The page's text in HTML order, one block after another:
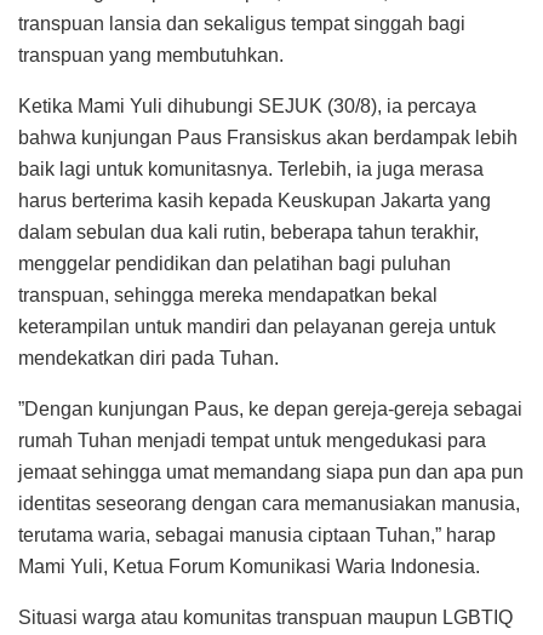
transpuan lansia dan sekaligus tempat singgah bagi
transpuan yang membutuhkan.
Ketika Mami Yuli dihubungi SEJUK (30/8), ia percaya
bahwa kunjungan Paus Fransiskus akan berdampak lebih
baik lagi untuk komunitasnya. Terlebih, ia juga merasa
harus berterima kasih kepada Keuskupan Jakarta yang
dalam sebulan dua kali rutin, beberapa tahun terakhir,
menggelar pendidikan dan pelatihan bagi puluhan
transpuan, sehingga mereka mendapatkan bekal
keterampilan untuk mandiri dan pelayanan gereja untuk
mendekatkan diri pada Tuhan.
”Dengan kunjungan Paus, ke depan gereja-gereja sebagai
rumah Tuhan menjadi tempat untuk mengedukasi para
jemaat sehingga umat memandang siapa pun dan apa pun
identitas seseorang dengan cara memanusiakan manusia,
terutama waria, sebagai manusia ciptaan Tuhan,” harap
Mami Yuli, Ketua Forum Komunikasi Waria Indonesia.
Situasi warga atau komunitas transpuan maupun LGBTIQ